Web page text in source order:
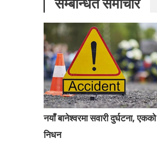
नयाँ बानेश्वरमा सवारी दुर्घटना, एकको
निधन